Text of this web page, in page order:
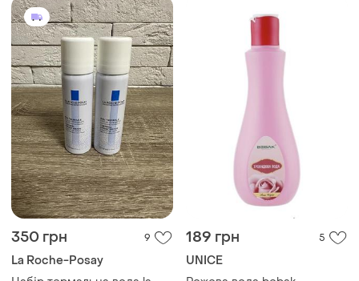
350 грн 9
La Roche-Posay
189 грн 5
UNICE